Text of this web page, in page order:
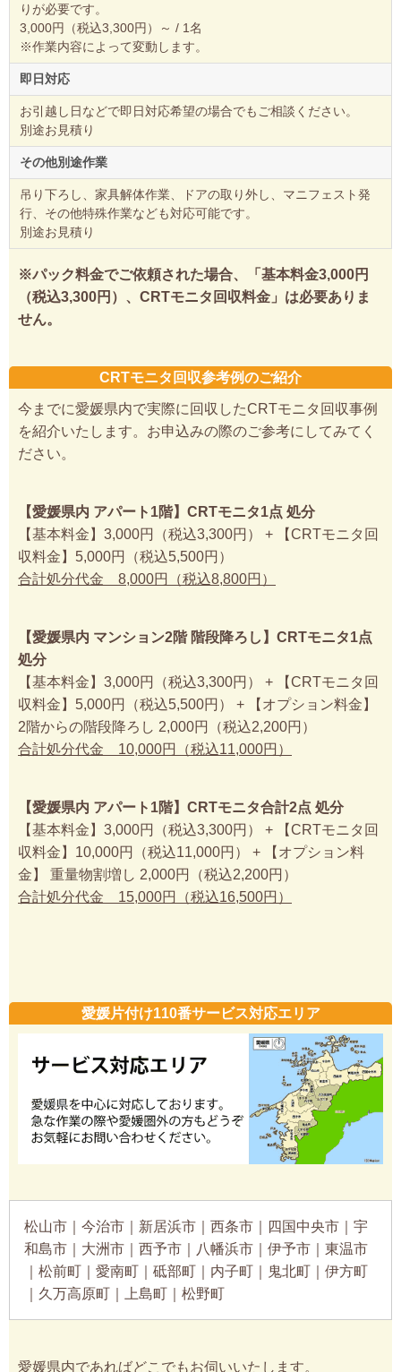
りが必要です。
3,000円（税込3,300円）～ / 1名
※作業内容によって変動します。
即日対応
お引越し日などで即日対応希望の場合でもご相談ください。
別途お見積り
その他別途作業
吊り下ろし、家具解体作業、ドアの取り外し、マニフェスト発
行、その他特殊作業なども対応可能です。
別途お見積り
※パック料金でご依頼された場合、「基本料金3,000円
（税込3,300円）、CRTモニタ回収料金」は必要ありま
せん。
CRTモニタ回収参考例のご紹介
今までに愛媛県内で実際に回収したCRTモニタ回収事例
を紹介いたします。お申込みの際のご参考にしてみてく
ださい。
【愛媛県内 アパート1階】CRTモニタ1点 処分
【基本料金】3,000円（税込3,300円） + 【CRTモニタ回
収料金】5,000円（税込5,500円）
合計処分代金 8,000円（税込8,800円）
【愛媛県内 マンション2階 階段降ろし】CRTモニタ1点
処分
【基本料金】3,000円（税込3,300円） + 【CRTモニタ回
収料金】5,000円（税込5,500円） + 【オプション料金】
2階からの階段降ろし 2,000円（税込2,200円）
合計処分代金 10,000円（税込11,000円）
【愛媛県内 アパート1階】CRTモニタ合計2点 処分
【基本料金】3,000円（税込3,300円） + 【CRTモニタ回
収料金】10,000円（税込11,000円） + 【オプション料
金】 重量物割増し 2,000円（税込2,200円）
合計処分代金 15,000円（税込16,500円）
愛媛片付け110番サービス対応エリア
松山市｜今治市｜新居浜市｜西条市｜四国中央市｜宇
和島市｜大洲市｜西予市｜八幡浜市｜伊予市｜東温市
｜松前町｜愛南町｜砥部町｜内子町｜鬼北町｜伊方町
｜久万高原町｜上島町｜松野町
愛媛県内であればどこでもお伺いいたします。